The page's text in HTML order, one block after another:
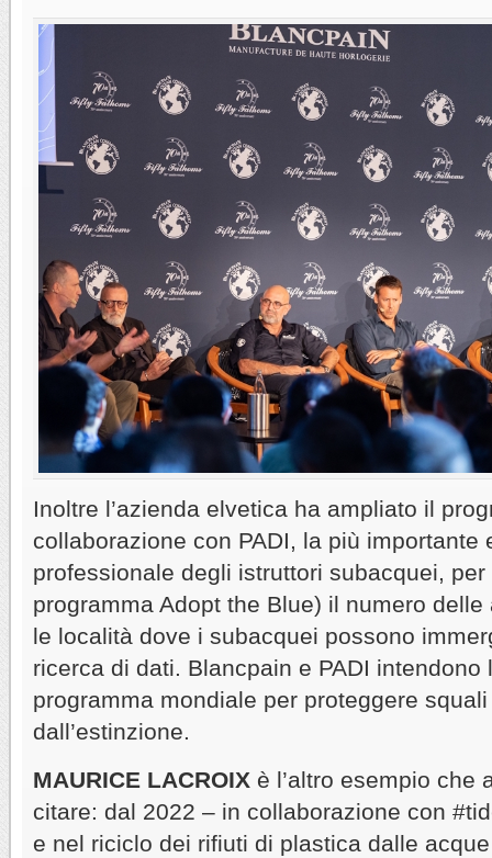
Inoltre l’azienda elvetica ha ampliato il
collaborazione con PADI, la più importante
professionale degli istruttori subacquei,
programma Adopt the Blue) il numero
le località dove i subacquei possono
ricerca di dati. Blancpain e PADI intendono
programma mondiale per proteggere
dall’estinzione.
MAURICE LACROIX è l’altro esempio che
citare: dal 2022 – in collaborazione con
e nel riciclo dei rifiuti di plastica dalle